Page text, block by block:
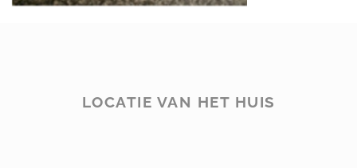
LOCATIE VAN HET HUIS